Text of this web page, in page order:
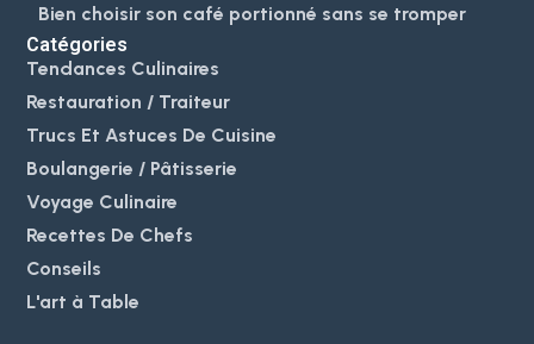
Bien choisir son café portionné sans se tromper
Catégories
Tendances Culinaires
Restauration / Traiteur
Trucs Et Astuces De Cuisine
Boulangerie / Pâtisserie
Voyage Culinaire
Recettes De Chefs
Conseils
L'art à Table